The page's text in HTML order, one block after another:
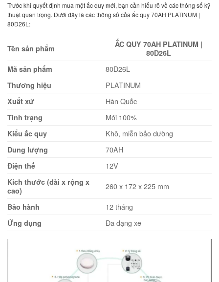
Trước khi quyết định mua một ắc quy mới, bạn cần hiểu rõ về các thông số kỹ
thuật quan trọng. Dưới đây là các thông số của ắc quy 70AH PLATINUM |
80D26L:
Tên sản phẩm
ẮC QUY 70AH PLATINUM |
80D26L
Mã sản phẩm
80D26L
Thương hiệu PLATINUM
Xuất xứ Hàn Quốc
Tình trạng Mới 100%
Kiểu ắc quy Khô, miễn bảo dưỡng
Dung lượng 70AH
Điện thế 12V
Kích thước (dài x rộng x
cao)
260 x 172 x 225 mm
Bảo hành 12 tháng
Ứng dụng Đa dạng xe